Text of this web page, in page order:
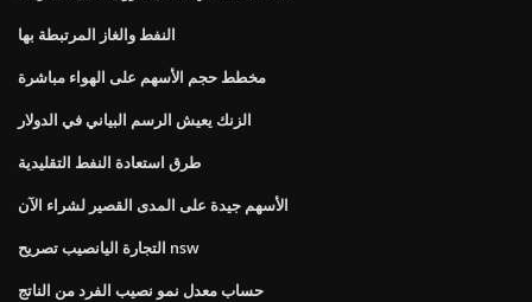
النفط والغاز المرتبطة بها
مخطط حجم الأسهم على الهواء مباشرة
الزنك يعيش الرسم البياني في الدولار
طرق استعادة النفط التقليدية
الأسهم جيدة على المدى القصير لشراء الآن
التجارة اليانصيب تصريح nsw
حساب معدل نمو نصيب الفرد من الناتج